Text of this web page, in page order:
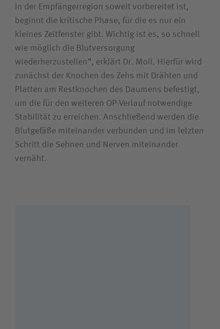
in der Empfängerregion soweit vorbereitet ist,
beginnt die kritische Phase, für die es nur ein
kleines Zeitfenster gibt. Wichtig ist es, so schnell
wie möglich die Blutversorgung
wiederherzustellen“, erklärt Dr. Moll. Hierfür wird
zunächst der Knochen des Zehs mit Drähten und
Platten am Restknochen des Daumens befestigt,
um die für den weiteren OP-Verlauf notwendige
Stabilität zu erreichen. Anschließend werden die
Blutgefäße miteinander verbunden und im letzten
Schritt die Sehnen und Nerven miteinander
vernäht.